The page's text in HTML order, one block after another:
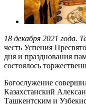
18 декабря 2021 года.
честь Успения
дня и празднования
состоялось
Богослужение
Казахстанский
Ташкентским и